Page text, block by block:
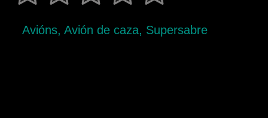
Avións, Avión de caza, Supersabre